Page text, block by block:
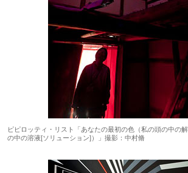
ピピロッティ・リスト「あなたの最初の色（私の頭の中の
の中の溶液[ソリューション]）」撮影：中村脩